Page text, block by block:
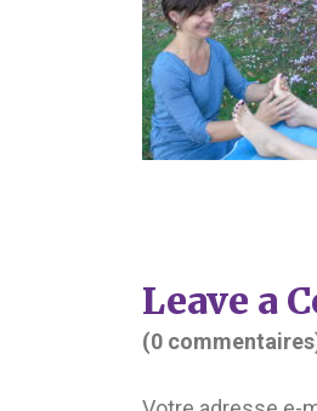
Leave a
(0